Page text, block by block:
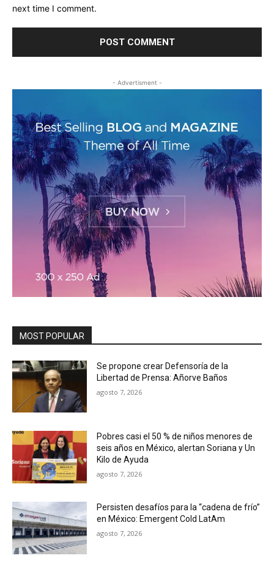
next time I comment.
- Advertisment -
MOST POPULAR
Se propone crear Defensoría de la
Libertad de Prensa: Añorve Baños
agosto 7, 2026
Pobres casi el 50 % de niños menores de
seis años en México, alertan Soriana y Un
Kilo de Ayuda
agosto 7, 2026
Persisten desafíos para la “cadena de frío”
en México: Emergent Cold LatAm
agosto 7, 2026